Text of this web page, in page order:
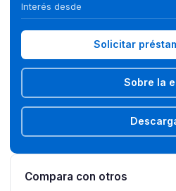
Interés desde
Solicitar
Sobre la
Compara con otros